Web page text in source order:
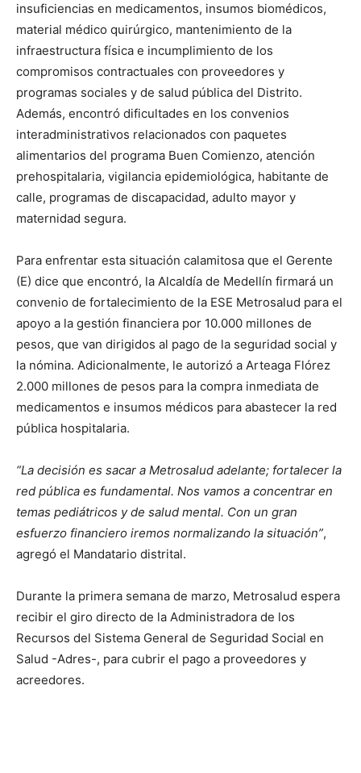
insuficiencias en medicamentos, insumos biomédicos,
material médico quirúrgico, mantenimiento de la
infraestructura física e incumplimiento de los
compromisos contractuales con proveedores y
programas sociales y de salud pública del Distrito.
Además, encontró dificultades en los convenios
interadministrativos relacionados con paquetes
alimentarios del programa Buen Comienzo, atención
prehospitalaria, vigilancia epidemiológica, habitante de
calle, programas de discapacidad, adulto mayor y
maternidad segura.
Para enfrentar esta situación calamitosa que el Gerente
(E) dice que encontró, la Alcaldía de Medellín firmará un
convenio de fortalecimiento de la ESE Metrosalud para el
apoyo a la gestión financiera por 10.000 millones de
pesos, que van dirigidos al pago de la seguridad social y
la nómina. Adicionalmente, le autorizó a Arteaga Flórez
2.000 millones de pesos para la compra inmediata de
medicamentos e insumos médicos para abastecer la red
pública hospitalaria.
“La decisión es sacar a Metrosalud adelante; fortalecer la
red pública es fundamental. Nos vamos a concentrar en
temas pediátricos y de salud mental. Con un gran
esfuerzo financiero iremos normalizando la situación”,
agregó el Mandatario distrital.
Durante la primera semana de marzo, Metrosalud espera
recibir el giro directo de la Administradora de los
Recursos del Sistema General de Seguridad Social en
Salud -Adres-, para cubrir el pago a proveedores y
acreedores.